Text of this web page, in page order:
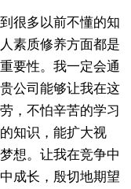
很多以前不懂的知
素质修养方面都是
要性。我一定会通
公司能够让我在这
，不怕辛苦的学习
知识，能扩大视
想。让我在竞争中
成长，殷切地期望